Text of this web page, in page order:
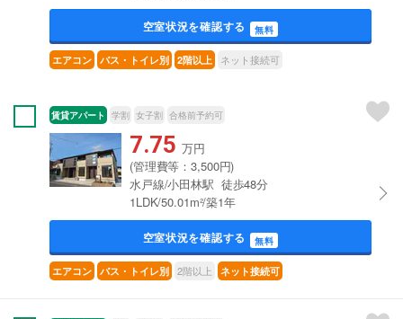
空室状況を確認する 無料
エアコン バス・トイレ別 2階以上 ネット接続可
賃貸アパート 学割 女子割 合格前予約可
7.75 万円
(管理費等：3,500円)
水戸線/小田林駅 徒歩48分
1LDK/50.01m²/築1年
空室状況を確認する 無料
エアコン バス・トイレ別 2階以上 ネット接続可